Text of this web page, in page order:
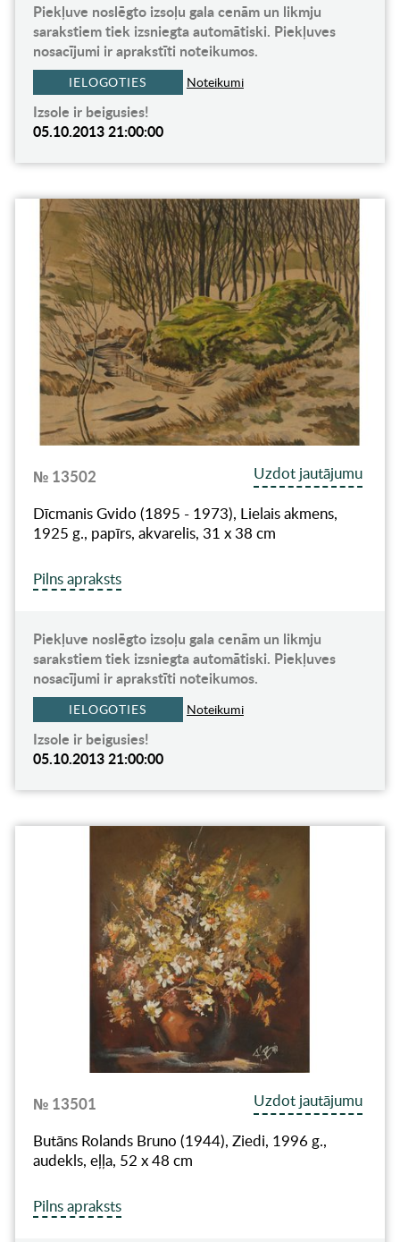
Piekļuve noslēgto izsoļu gala cenām un likmju
sarakstiem tiek izsniegta automātiski. Piekļuves
nosacījumi ir aprakstīti noteikumos.
IELOGOTIES Noteikumi
Izsole ir beigusies!
05.10.2013 21:00:00
№ 13502
Uzdot jautājumu
Dīcmanis Gvido (1895 - 1973), Lielais akmens,
1925 g., papīrs, akvarelis, 31 x 38 cm
Pilns apraksts
Piekļuve noslēgto izsoļu gala cenām un likmju
sarakstiem tiek izsniegta automātiski. Piekļuves
nosacījumi ir aprakstīti noteikumos.
IELOGOTIES Noteikumi
Izsole ir beigusies!
05.10.2013 21:00:00
№ 13501
Uzdot jautājumu
Butāns Rolands Bruno (1944), Ziedi, 1996 g.,
audekls, eļļa, 52 x 48 cm
Pilns apraksts